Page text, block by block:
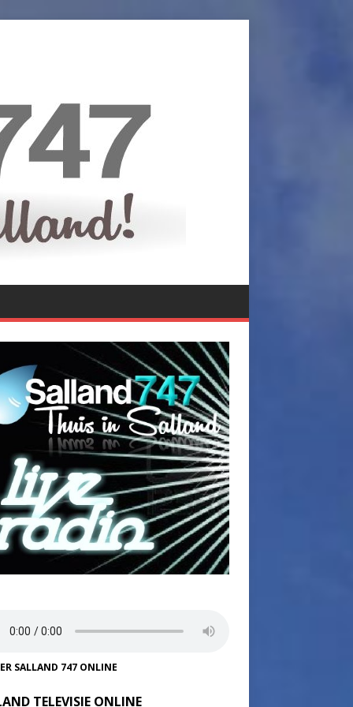
SALLAND 747 ONLINE
TELEVISIE ONLINE